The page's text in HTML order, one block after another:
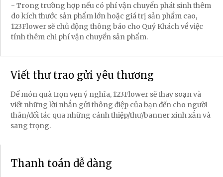
- Trong trường hợp nếu có phí vận chuyển phát sinh thêm
do kích thước sản phẩm lớn hoặc giá trị sản phẩm cao,
123Flower sẽ chủ động thông báo cho Quý Khách về việc
tính thêm chi phí vận chuyển sản phẩm.
Viết thư trao gửi yêu thương
Để món quà trọn vẹn ý nghĩa, 123Flower sẽ thay soạn và
viết những lời nhắn gửi thông điệp của bạn đến cho người
thân/đối tác qua những cánh thiệp/thư/banner xinh xắn và
sang trọng.
Thanh toán dễ dàng